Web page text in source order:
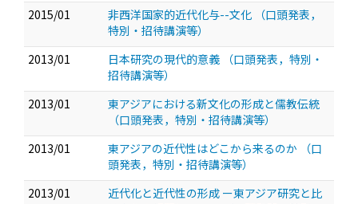
2015/01
非西洋国家的近代化与--文化
（口頭発表，
特別・招待講演等）
2013/01
日本研究の現代的意義
（口頭発表，特別・
招待講演等）
2013/01
東アジアにおける新文化の形成と儒教伝統
（口頭発表，特別・招待講演等）
2013/01
東アジアの近代性はどこから来るのか
（口
頭発表，特別・招待講演等）
2013/01
近代化と近代性の形成 ー東アジア研究と比